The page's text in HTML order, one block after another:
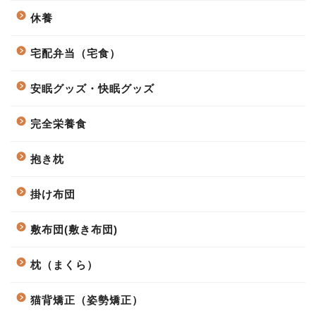
休養
宅配弁当（宅食）
安眠グッズ・快眠グッズ
完全栄養食
抱き枕
掛け布団
敷布団(敷き布団)
枕（まくら）
猫背矯正（姿勢矯正）